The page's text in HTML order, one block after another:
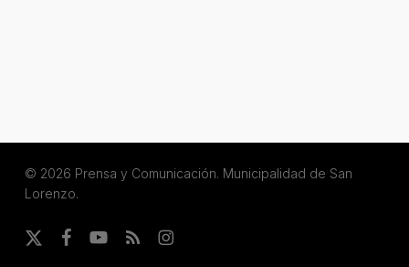
© 2026 Prensa y Comunicación. Municipalidad de San
Lorenzo.
x-
facebookyoutube
RSS instagram